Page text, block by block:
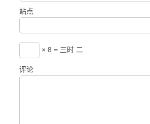
站点
× 8 = 三时 二
评论